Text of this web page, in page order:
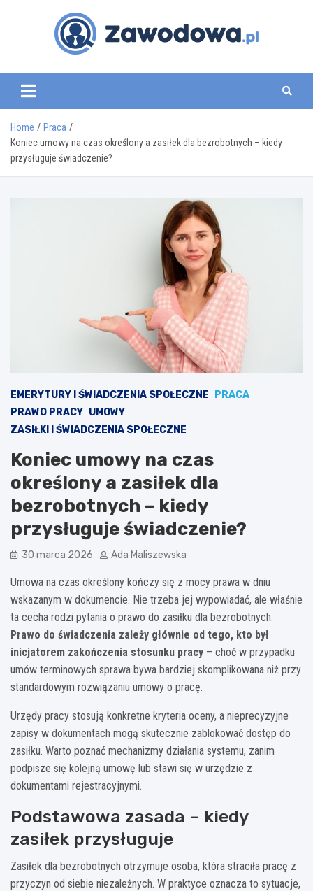
zawodowa.pl
Home
Praca
Koniec umowy na czas określony a zasiłek dla bezrobotnych – kiedy
przysługuje świadczenie?
EMERYTURY I ŚWIADCZENIA SPOŁECZNE
PRACA
PRAWO PRACY UMOWY
ZASIŁKI I ŚWIADCZENIA SPOŁECZNE
Koniec umowy na czas
określony a zasiłek dla
bezrobotnych – kiedy
przysługuje świadczenie?
30 marca 2026 Ada Maliszewska
Umowa na czas określony kończy się z mocy prawa w dniu
wskazanym w dokumencie. Nie trzeba jej wypowiadać, ale właśnie
ta cecha rodzi pytania o prawo do zasiłku dla bezrobotnych.
Prawo do świadczenia zależy głównie od tego, kto był
inicjatorem zakończenia stosunku pracy – choć w przypadku
umów terminowych sprawa bywa bardziej skomplikowana niż przy
standardowym rozwiązaniu umowy o pracę.
Urzędy pracy stosują konkretne kryteria oceny, a nieprecyzyjne
zapisy w dokumentach mogą skutecznie zablokować dostęp do
zasiłku. Warto poznać mechanizmy działania systemu, zanim
podpisze się kolejną umowę lub stawi się w urzędzie z
dokumentami rejestracyjnymi.
Podstawowa zasada – kiedy
zasiłek przysługuje
Zasiłek dla bezrobotnych otrzymuje osoba, która straciła pracę z
przyczyn od siebie niezależnych. W praktyce oznacza to sytuacje,